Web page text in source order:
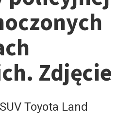
Zdjęcie
Toyota Land